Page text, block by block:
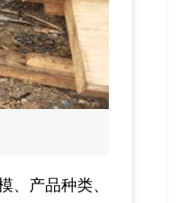
、产品种类、